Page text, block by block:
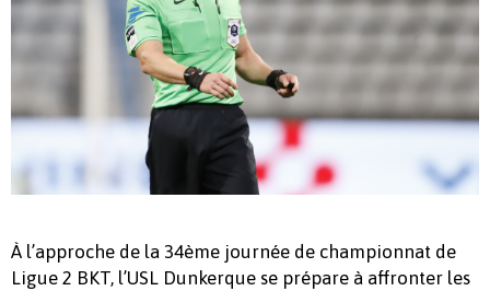
À l’approche de la 34ème journée de championnat de
Ligue 2 BKT, l’USL Dunkerque se prépare à affronter les